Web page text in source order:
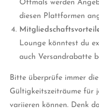
Oftmals werden
diesen Plattformen
Lounge könntest du
auch Versandrabatte
Bitte überprüfe immer
Gültigkeitszeiträume für
variieren können. Denk